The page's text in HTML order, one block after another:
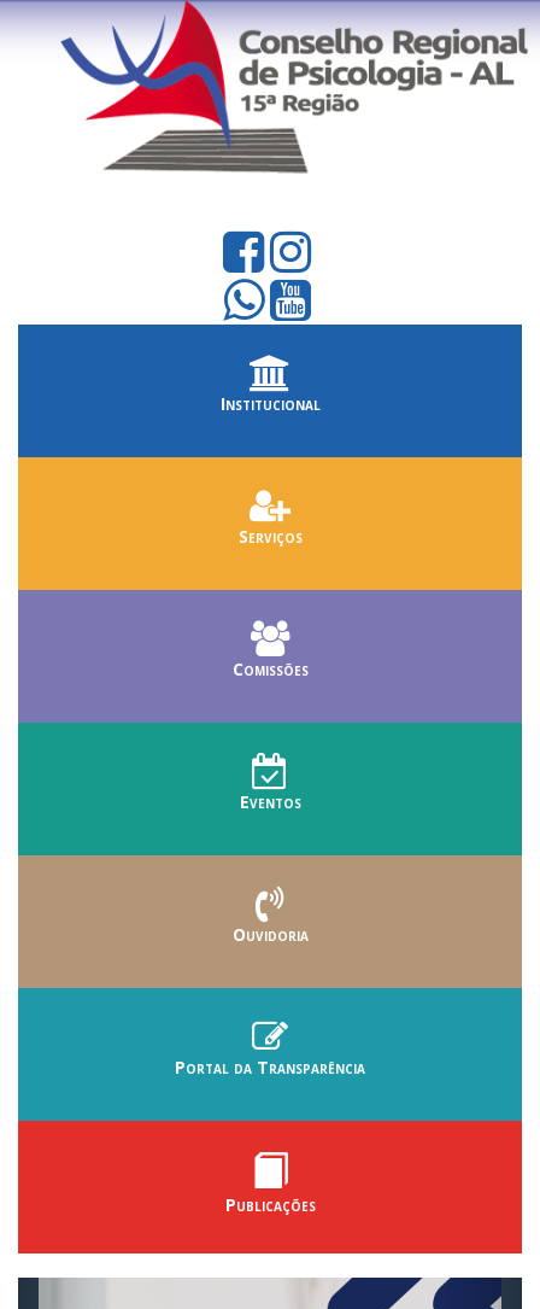
Institucional
Serviços
Comissões
Eventos
Ouvidoria
Portal da Transparência
Publicações